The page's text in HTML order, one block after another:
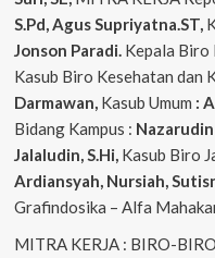
S.Pd, AgusSupriyatna.ST,
Jonson Paradi. Kepala Biro
Kasub Biro Kesehatan dan
Darmawan, Kasub Umum :
Bidang Kampus : Nazarudin
Jalaludin, S.Hi, Kasub Biro
Ardiansyah, Nursiah,
Grafindosika – Alfa
MITRA KERJA : BIRO-